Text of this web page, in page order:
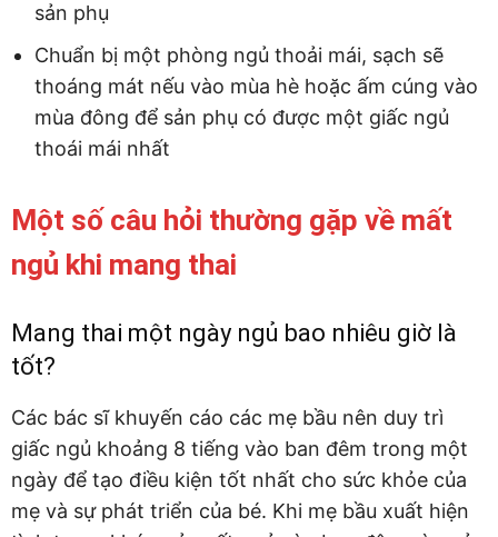
sản phụ
Chuẩn bị một phòng ngủ thoải mái, sạch sẽ
thoáng mát nếu vào mùa hè hoặc ấm cúng vào
mùa đông để sản phụ có được một giấc ngủ
thoái mái nhất
Một số câu hỏi thường gặp về mất
ngủ khi mang thai
Mang thai một ngày ngủ bao nhiêu giờ là
tốt?
Các bác sĩ khuyến cáo các mẹ bầu nên duy trì
giấc ngủ khoảng 8 tiếng vào ban đêm trong một
ngày để tạo điều kiện tốt nhất cho sức khỏe của
mẹ và sự phát triển của bé. Khi mẹ bầu xuất hiện